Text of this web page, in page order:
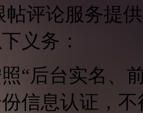
帖评论服务提
义务：
照“后台实名、
信息认证，